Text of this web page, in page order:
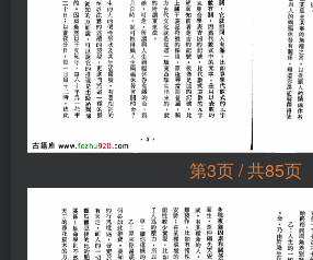
第3页 / 共85页